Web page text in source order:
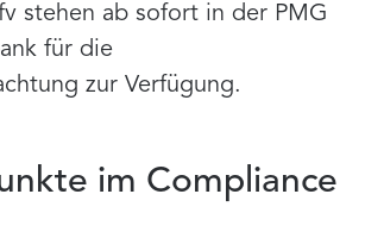
stehen ab sofort in der PMG
für die
zur Verfügung.
im Compliance